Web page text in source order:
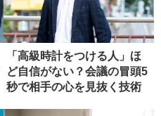
「高級時計をつける人」ほ
ど自信がない？会議の冒頭5
秒で相手の心を見抜く技術